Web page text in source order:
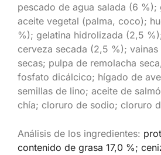
pescado de agua salada (6 %);
aceite vegetal (palma, coco);
%); gelatina hidrolizada (2,5
cerveza secada (2,5 %);
secas; pulpa de remolacha
fosfato dicálcico; hígado de
semillas de lino; aceite de
chía; cloruro de sodio; cloruro
Análisis de los ingredientes:
contenido de grasa 17,0 %;